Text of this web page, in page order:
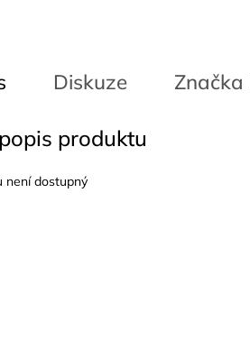
Diskuze Značka
produktu
není dostupný